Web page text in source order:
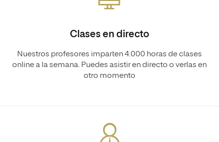
Clases en directo
Nuestros profesores imparten 4.000 horas de clases
online a la semana. Puedes asistir en directo o verlas en
otro momento